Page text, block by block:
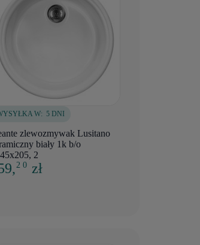
W: 5 DNI
zlewozmywak Lusitano
biały 1k b/o
2
2 0 zł